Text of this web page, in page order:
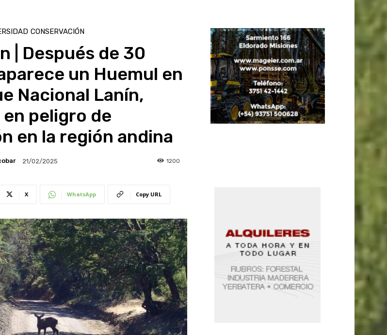
CONSERVACIÓN
| Después de 30
un Huemul en
Nacional Lanín,
peligro de
en la región andina
21/02/2025 1200
X WhatsApp Copy URL